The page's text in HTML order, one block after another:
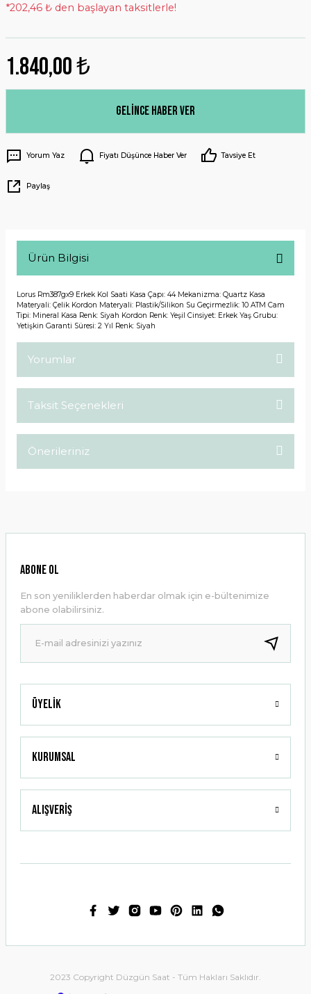
*202,46 ₺ den başlayan taksitlerle!
1.840,00 ₺
Gelince Haber Ver
Yorum Yaz Fiyatı Düşünce Haber Ver Tavsiye Et
Paylaş
Ürün Bilgisi
Lorus Rm387gx9 Erkek Kol Saati Kasa Çapı: 44 Mekanizma: Quartz Kasa
Materyali: Çelik Kordon Materyali: Plastik/Silikon Su Geçirmezlik: 10 ATM Cam
Tipi: Mineral Kasa Renk: Siyah Kordon Renk: Yeşil Cinsiyet: Erkek Yaş Grubu:
Yetişkin Garanti Süresi: 2 Yıl Renk: Siyah
Yorumlar
Taksit Seçenekleri
Önerileriniz
Ürün resmi kalitesiz, bozuk veya görüntülenemiyor.
Ürün bilgilerinde hatalar bulunuyor.
Ürün fiyatı diğer sitelerden daha pahalı.
Bu ürüne benzer farklı alternatifler olmalı.
Üyelik
Kurumsal
Alışveriş
ABONE OL
En son yeniliklerden haberdar olmak için e-bültenimize
abone olabilirsiniz.
2023 Copyright Düzgün Saat - Tüm Hakları Saklıdır.